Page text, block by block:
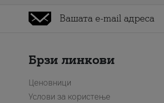
Брзи линкови
Ценовници
Услови за користење